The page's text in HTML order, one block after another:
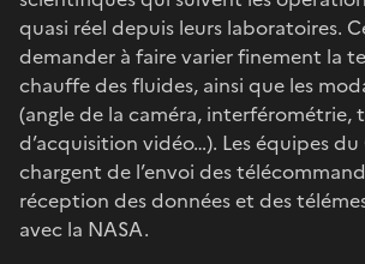
quasi réel depuis leurs laboratoires.
demander à faire varier finement la
chauffe des fluides, ainsi que les
(angle de la caméra, interférométrie,
d’acquisition vidéo…). Les équipes du
chargent de l’envoi des
réception des données et des
avec la NASA.